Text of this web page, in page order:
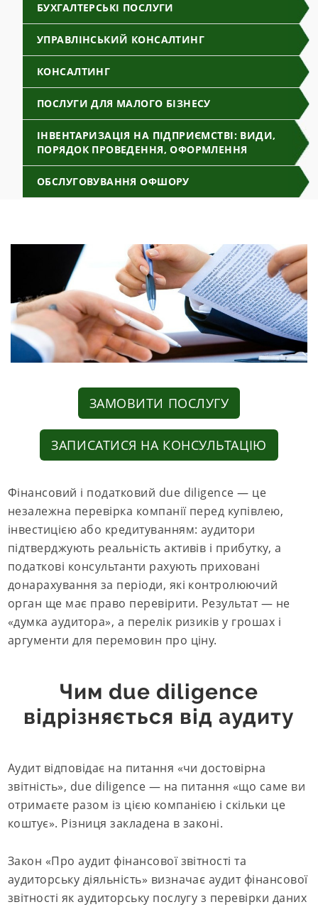
БУХГАЛТЕРСЬКІ ПОСЛУГИ
УПРАВЛІНСЬКИЙ КОНСАЛТИНГ
КОНСАЛТИНГ
ПОСЛУГИ ДЛЯ МАЛОГО БІЗНЕСУ
ІНВЕНТАРИЗАЦІЯ НА ПІДПРИЄМСТВІ: ВИДИ,
ПОРЯДОК ПРОВЕДЕННЯ, ОФОРМЛЕННЯ
ОБСЛУГОВУВАННЯ ОФШОРУ
ЗАМОВИТИ ПОСЛУГУ
ЗАПИСАТИСЯ НА КОНСУЛЬТАЦІЮ
Фінансовий і податковий due diligence — це
незалежна перевірка компанії перед купівлею,
інвестицією або кредитуванням: аудитори
підтверджують реальність активів і прибутку, а
податкові консультанти рахують приховані
донарахування за періоди, які контролюючий
орган ще має право перевірити. Результат — не
«думка аудитора», а перелік ризиків у грошах і
аргументи для перемовин про ціну.
Чим due diligence
відрізняється від аудиту
Аудит відповідає на питання «чи достовірна
звітність», due diligence — на питання «що саме ви
отримаєте разом із цією компанією і скільки це
коштує». Різниця закладена в законі.
Закон «Про аудит фінансової звітності та
аудиторську діяльність» визначає аудит фінансової
звітності як аудиторську послугу з перевірки даних